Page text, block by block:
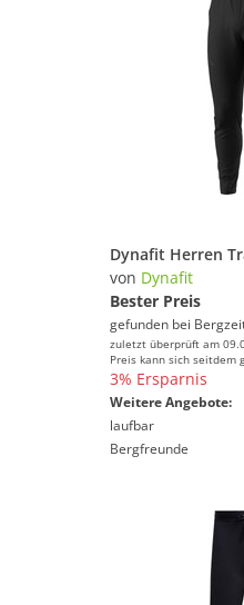
Dynafit Herren
von Dynafit
Bester Preis
gefunden bei
zuletzt überprüft am
Preis kann sich seitdem
3% Ersparnis
Weitere Angebote:
laufbar
Bergfreunde